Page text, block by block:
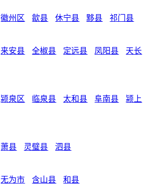
徽州区 歙县 休宁县 黟县 祁门县
来安县 全椒县 定远县 凤阳县
天长
颍泉区 临泉县 太和县 阜南县
颍上
萧县 灵璧县 泗县
无为市 含山县 和县